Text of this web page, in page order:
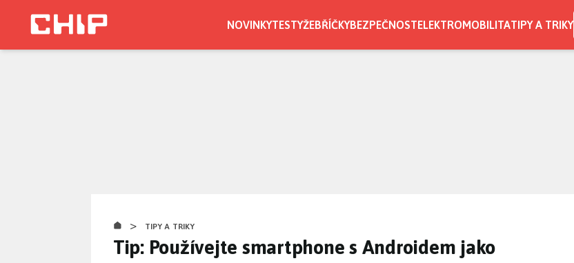
NOVINKYTESTYŽEBŘÍČKYBEZPEČNOSTELEKTROMOBILITATIPY A TRIKY
> TIPY A TRIKY
Tip: Používejte smartphone s Androidem jako